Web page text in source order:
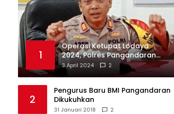
1
Operasi Ketupat Lodaya
2024, Polres Pangandaran
Dirikan 12 Pos Pengamanan
3 April 2024 2
2
Pengurus Baru BMI Pangandaran
Dikukuhkan
31 Januari 2018 2